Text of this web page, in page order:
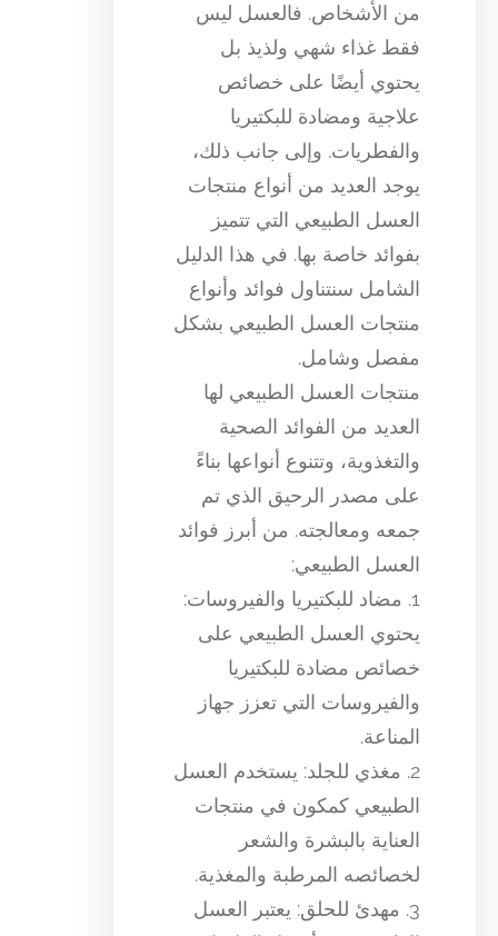
من الأشخاص. فالعسل ليس
فقط غذاء شهي ولذيذ بل
يحتوي أيضًا على خصائص
علاجية ومضادة للبكتيريا
والفطريات. وإلى جانب ذلك،
يوجد العديد من أنواع منتجات
العسل الطبيعي التي تتميز
بفوائد خاصة بها. في هذا الدليل
الشامل سنتناول فوائد وأنواع
منتجات العسل الطبيعي بشكل
مفصل وشامل.
منتجات العسل الطبيعي لها
العديد من الفوائد الصحية
والتغذوية، وتتنوع أنواعها بناءً
على مصدر الرحيق الذي تم
جمعه ومعالجته. من أبرز فوائد
العسل الطبيعي:
1. مضاد للبكتيريا والفيروسات:
يحتوي العسل الطبيعي على
خصائص مضادة للبكتيريا
والفيروسات التي تعزز جهاز
المناعة.
2. مغذي للجلد: يستخدم العسل
الطبيعي كمكون في منتجات
العناية بالبشرة والشعر
لخصائصه المرطبة والمغذية.
3. مهدئ للحلق: يعتبر العسل